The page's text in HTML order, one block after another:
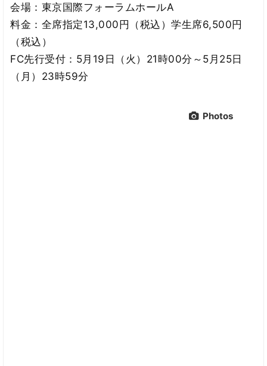
会場：東京国際フォーラムホールA
料金：全席指定13,000円（税込）学生席6,500円
（税込）
FC先行受付：5月19日（火）21時00分～5月25日
（月）23時59分
Photos